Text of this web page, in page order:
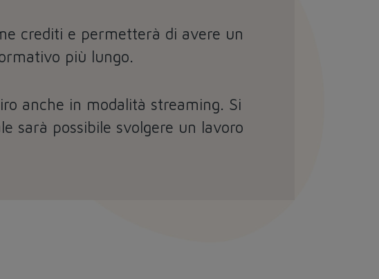
crediti e permetterà di avere un
più lungo.
anche in modalità streaming. Si
sarà possibile svolgere un lavoro